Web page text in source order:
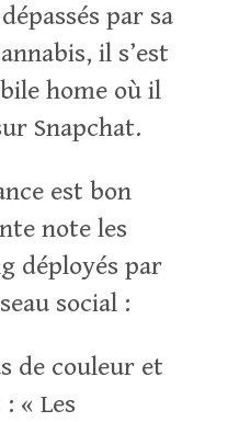
par sa
il s’est
home où il
Snapchat.
est bon
note les
déployés par
social :
de couleur et
« Les